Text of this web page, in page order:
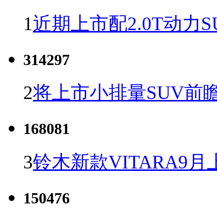
1近期上市配2.0T动力
314297
2将上市小排量SUV前
168081
3铃木新款VITARA9月
150476